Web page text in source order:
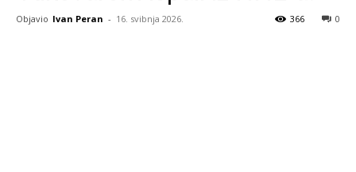
Objavio Ivan Peran - 16. svibnja 2026. 0
366